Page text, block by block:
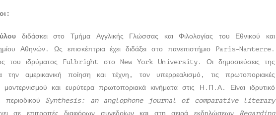
διδάσκει στο Τμήμα Αγγλικής Γλώσσας και Φιλολογίας του Εθνικού και
Αθηνών. Ως επισκέπτρια έχει διδάξει στο πανεπιστήμιο Paris-Nanterre.
του ιδρύματος Fulbright στο New York University. Οι δημοσιεύσεις της
την αμερικανική ποίηση και τέχνη, τον υπερρεαλισμό, τις πρωτοποριακές
μοντερνισμού και ευρύτερα πρωτοποριακά κινήματα στις Η.Π.Α. Είναι ιδρυτικό
περιοδικού Synthesis: an anglophone journal of comparative literary
σε επιτροπές διαφόρων συνεδρίων και στη σειρά εκδηλώσεων Regarding